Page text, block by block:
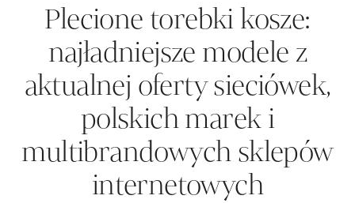
Plecione torebki kosze:
najładniejsze modele z
aktualnej oferty sieciówek,
polskich marek i
multibrandowych sklepów
internetowych